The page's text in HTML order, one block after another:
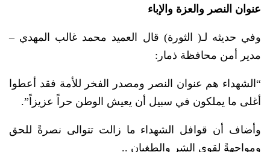
عنوان النصر والعزة والإباء
وفي حديثه لـ( الثورة) قال العميد محمد غالب المهدي –
مدير أمن محافظة ذمار:
“الشهداء هم عنوان النصر ومصدر الفخر للأمة فقد أعطوا
أغلى ما يملكون في سبيل أن يعيش الوطن حراً عزيزاً”.
وأضاف أن قوافل الشهداء ما زالت تتوالى نصرةً للحق
ومواجهةً لقوى الشر والطغيان ..